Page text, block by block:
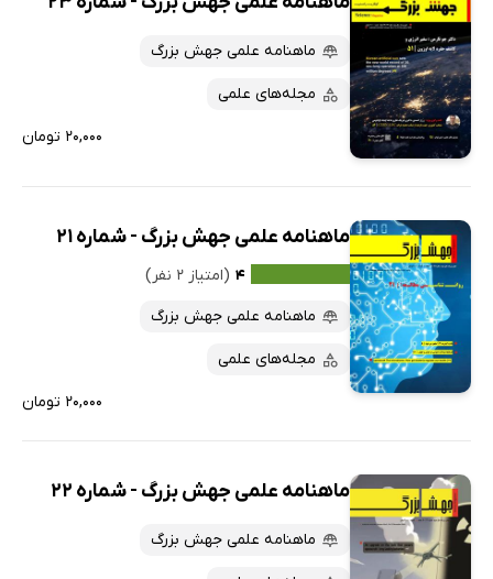
ماهنامه علمی جهش بزرگ
مجله‌های علمی
۲۰,۰۰۰ تومان
ماهنامه علمی جهش بزرگ - شماره 21
۴ (امتیاز ۲ نفر)
ماهنامه علمی جهش بزرگ
مجله‌های علمی
۲۰,۰۰۰ تومان
ماهنامه علمی جهش بزرگ - شماره 22
ماهنامه علمی جهش بزرگ